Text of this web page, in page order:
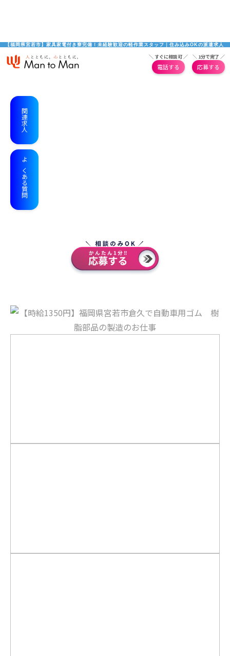
【福岡県宮若市】家具家電付き寮完備！未経験歓迎の軽作業スタッフ｜住み込みOKの派遣求人
＼ すぐに相談可 ／
電話する
＼ 1分で完了 ／
応募する
関連求人
よくある質問